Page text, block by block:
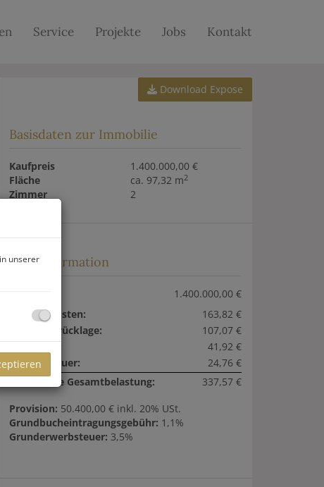
Service Projekte Jobs Kontakt
Download Expose
Basisdaten zur Immobilie
Kaufpreis
1.400.000,00 €
Fläche
ca. 97,32 m2
Zimmer 2
Preisinformation
1.400.000,00 €
Betriebskosten:
163,82 €
Reparaturrücklage:
107,07 €
Liftkosten:
41,92 €
Umsatzsteuer:
24,76 €
monatliche Gesamtbelastung:
337,57 €
Provision: 50.400,00 € inkl. 20% USt.
Grundbucheintragungsgebühr: 1,1%
Grunderwerbsteuer: 3,5%
unserer